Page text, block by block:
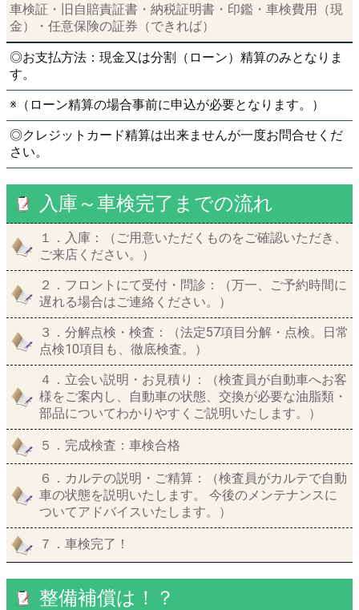
車検証・旧自賠責証書・納税証明書・印鑑・車検費用（現
金）・任意保険の証券（できれば）
◎お支払方法：現金又は分割（ローン）精算のみとなりま
す。
※（ローン精算の場合事前に申込が必要となります。）
◎クレジットカード精算は出来ませんが一度お問合せくだ
さい。
入庫～車検完了までの流れ
１．入庫：（ご用意いただくものをご確認いただき、
ご来店ください。）
２．フロントにて受付・問診：（万一、ご予約時間に
遅れる場合はご連絡ください。）
３．分解点検・検査：（法定57項目分解・点検。日常
点検10項目も、徹底検査。）
４．立会い説明・お見積り：（検査員が自動車へお客
様をご案内し、自動車の状態、交換が必要な油脂類・
部品についてわかりやすくご説明いたします。）
５．完成検査：車検合格
６．カルテの説明・ご精算：（検査員がカルテで自動
車の状態を説明いたします。 今後のメンテナンスに
ついてアドバイスいたします。）
７．車検完了！
整備補償は！？